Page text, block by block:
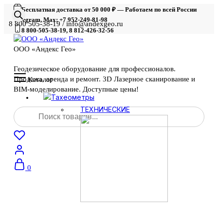
Бесплатная доставка от 50 000 ₽ — Работаем по всей России
Telegram, Max: +7 952-249-81-98
8 800-505-38-19, 8 812-426-32-56
8 800 505-38-19 / info@andexgeo.ru
ООО «Андекс Гео»
Геодезическое оборудование для профессионалов.
Продажа, аренда и ремонт. 3D Лазерное сканирование и
BIM-моделирование. Доступные цены!
Поиск
товаров
0
Каталог
Тахеометры
ТЕХНИЧЕСКИЕ